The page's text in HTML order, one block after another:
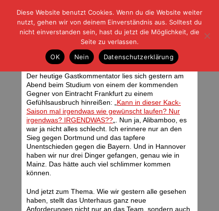
| | |BLOG-GFußball und der Rest
HOME|REGELN|IMPRESSUM |DATENSCHUTZ
Auch Dresden im Unterhaus
Mittwoch, 25.05.11 | 07:07 Uhr
Der heutige Gastkommentator lies sich gestern am
Abend beim Studium von einem der kommenden
Gegner von Eintracht Frankfurt zu einem
Gefühlsausbruch hinreißen: „ Kann in dieser Kack-
Saison mal irgendwas wie gewünscht laufen? Nur
irgendwas? IRGENDWAS?? „. Nun ja, Alibamboo, es
war ja nicht alles schlecht. Ich erinnere nur an den
Sieg gegen Dortmund und das tapfere
Unentschieden gegen die Bayern. Und in Hannover
haben wir nur drei Dinger gefangen, genau wie in
Mainz. Das hätte auch viel schlimmer kommen
können.
Und jetzt zum Thema. Wie wir gestern alle gesehen
haben, stellt das Unterhaus ganz neue
Anforderungen nicht nur an das Team, sondern auch
Diese Website benutzt Cookies. Wenn du die Website weiter
nutzt, gehen wir von deinem Einverständnis aus. Solltest du
nicht einverstanden sein, hast du jetzt die Möglichkeit, die
Seite zu verlassen.
OK
Nein Datenschutzerklärung